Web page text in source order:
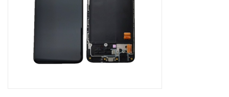
Hardware
|
Αναλώσιμα